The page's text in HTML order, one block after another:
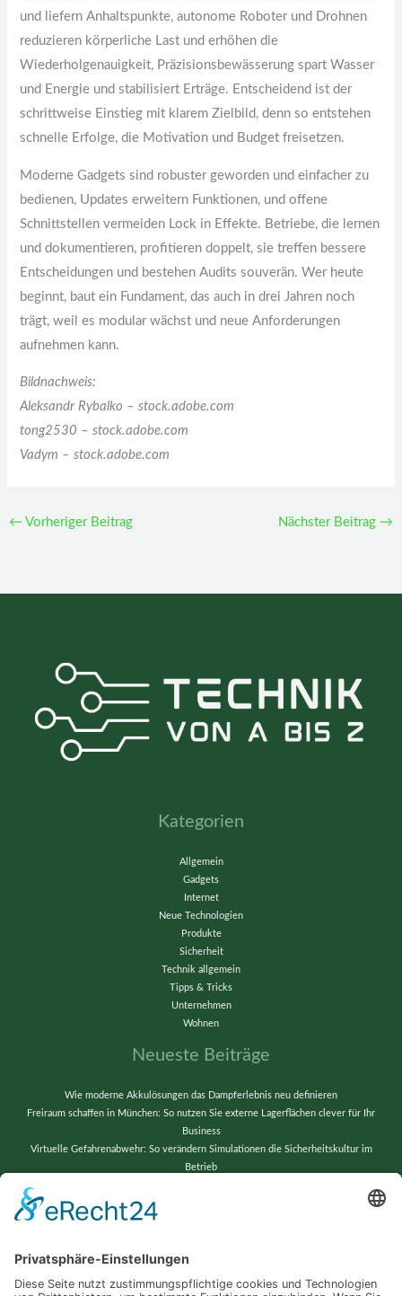
und liefern Anhaltspunkte, autonome Roboter und Drohnen
reduzieren körperliche Last und erhöhen die
Wiederholgenauigkeit, Präzisionsbewässerung spart Wasser
und Energie und stabilisiert Erträge. Entscheidend ist der
schrittweise Einstieg mit klarem Zielbild, denn so entstehen
schnelle Erfolge, die Motivation und Budget freisetzen.
Moderne Gadgets sind robuster geworden und einfacher zu
bedienen, Updates erweitern Funktionen, und offene
Schnittstellen vermeiden Lock in Effekte. Betriebe, die lernen
und dokumentieren, profitieren doppelt, sie treffen bessere
Entscheidungen und bestehen Audits souverän. Wer heute
beginnt, baut ein Fundament, das auch in drei Jahren noch
trägt, weil es modular wächst und neue Anforderungen
aufnehmen kann.
Bildnachweis:
Aleksandr Rybalko – stock.adobe.com
tong2530 – stock.adobe.com
Vadym – stock.adobe.com
← Vorheriger Beitrag Nächster Beitrag →
Kategorien
Allgemein
Gadgets
Internet
Neue Technologien
Produkte
Sicherheit
Technik allgemein
Tipps & Tricks
Unternehmen
Wohnen
Neueste Beiträge
Wie moderne Akkulösungen das Dampferlebnis neu definieren
Freiraum schaffen in München: So nutzen Sie externe Lagerflächen clever für Ihr
Business
Virtuelle Gefahrenabwehr: So verändern Simulationen die Sicherheitskultur im
Betrieb
Wenn alte Bänder neu erstrahlen: Techniktricks für gestochen scharfe Videos und
Schlagwörter
Automatisierung Barrierefreiheit Computer Dropshipping Erfolg Garten